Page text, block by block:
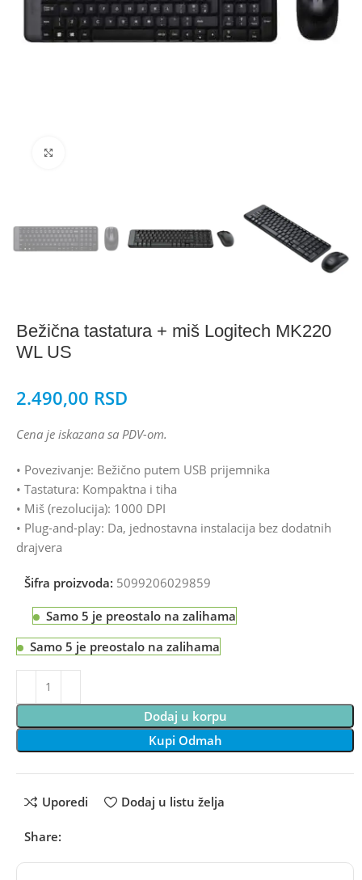
Bežična tastatura + miš Logitech MK220
WL US
2.490,00 RSD
Cena je iskazana sa PDV-om.
• Povezivanje: Bežično putem USB prijemnika
• Tastatura: Kompaktna i tiha
• Miš (rezolucija): 1000 DPI
• Plug-and-play: Da, jednostavna instalacija bez dodatnih
drajvera
Šifra proizvoda: 5099206029859
Samo 5 je preostalo na zalihama
Samo 5 je preostalo na zalihama
Dodaj u korpu
Kupi Odmah
Uporedi Dodaj u listu želja
Share: